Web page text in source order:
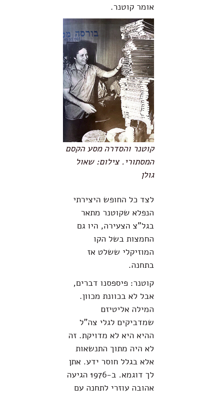
אומר קוטנר.
קוטנר והסדרה מסע הקסם
המסתורי. צילום: שאול
גולן
לצד כל החופש היצירתי
הנפלא שקוטנר מתאר
בגל"צ הצעירה, היו גם
החמצות בשל הקו
המוזיקלי ששלט אז
בתחנה.
קוטנר: פיספסנו דברים,
אבל לא בכוונת מכוון.
המילה אליטיזם
שמדביקים לגלי צה"ל
ההיא היא לא מדויקת. זה
לא היה מתוך התנשאות
אלא בגלל חוסר ידע. אתן
לך דוגמא. ב-1976 הגיעה
אהובה עוזרי לתחנה עם